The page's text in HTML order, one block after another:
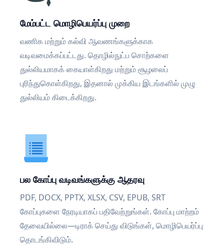
மேம்பட்ட மொழிபெயர்ப்பு முறை
வணிக மற்றும் கல்வி ஆவணங்களுக்காக
வடிவமைக்கப்பட்டது. தொழில்நுட்ப சொற்களை
துல்லியமாகக் கையாள்கிறது மற்றும் சூழலைப்
புரிந்துகொள்கிறது, இதனால் முக்கிய இடங்களில் முழு
துல்லியம் கிடைக்கிறது.
பல கோப்பு வடிவங்களுக்கு ஆதரவு
PDF, DOCX, PPTX, XLSX, CSV, EPUB, SRT
கோப்புகளை நேரடியாகப் பதிவேற்றுங்கள். கோப்பு மாற்றம்
தேவையில்லை—டிராக் செய்து விடுங்கள், மொழிபெயர்ப்பு
தொடங்கிவிடும்.